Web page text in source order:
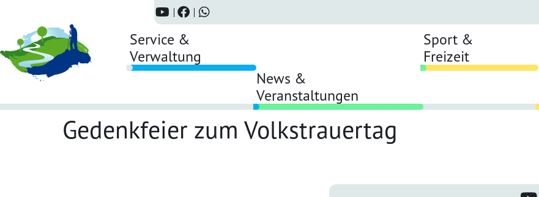
Service &
Verwaltung
News &
Veranstaltungen
Sport &
Freizeit
Gedenkfeier zum Volkstrauertag